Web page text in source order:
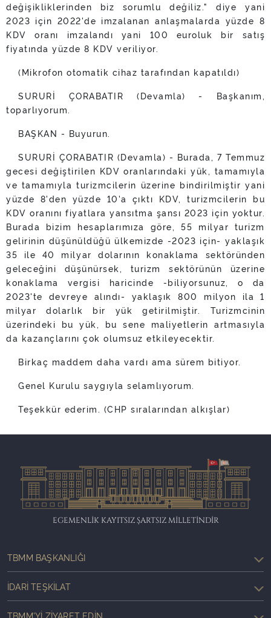
değişikliklerinden biz sorumlu değiliz." diye yani
2023 için 2022'de imzalanan anlaşmalarda yüzde 8
KDV oranı imzalandı yani 100 euroluk bir satış
fiyatında yüzde 8 KDV veriliyor.
(Mikrofon otomatik cihaz tarafından kapatıldı)
SURURİ ÇORABATIR (Devamla) - Başkanım,
toparlıyorum.
BAŞKAN - Buyurun.
SURURİ ÇORABATIR (Devamla) - Burada, 7 Temmuz
gecesi değiştirilen KDV oranlarındaki yük, tamamıyla
ve tamamıyla turizmcilerin üzerine bindirilmiştir yani
yüzde 8'den yüzde 10'a çıktı KDV, turizmcilerin bu
KDV oranını fiyatlara yansıtma şansı 2023 için yoktur.
Burada bizim hesaplarımıza göre, 55 milyar turizm
gelirinin düşünüldüğü ülkemizde -2023 için- yaklaşık
35 ile 40 milyar dolarının konaklama sektöründen
geleceğini düşünürsek, turizm sektörünün üzerine
konaklama vergisi haricinde -biliyorsunuz, o da
2023'te devreye alındı- yaklaşık 800 milyon ila 1
milyar dolarlık bir yük getirilmiştir. Turizmcinin
üzerindeki bu yük, bu sene maliyetlerin artmasıyla
da kazançlarını çok olumsuz etkileyecektir.
Birkaç maddem daha vardı ama sürem bitiyor.
Genel Kurulu saygıyla selamlıyorum.
Teşekkür ederim. (CHP sıralarından alkışlar)
EGEMENLİK KAYITSIZ ŞARTSIZ MİLLETİNDİR
TBMM BAŞKANLIĞI
İDARI TEŞKILAT
TBMM'YI ZIYARET EDIN